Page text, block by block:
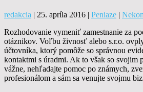
redakcia | 25. apríla 2016 | Peniaze |
Rozhodovanie vymeniť zamestnanie za
otáznikov. Voľbu živnosť alebo s.r.o.
účtovníka, ktorý pomôže so správnou
kontaktmi s úradmi. Ak to však so svojim
vážne, nehľadajte pomoc po známych,
profesionálom a sám sa venujte svojmu